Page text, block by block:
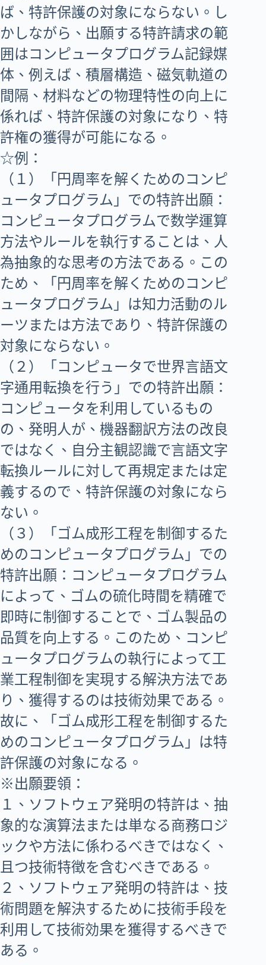
ば、特許保護の対象にならない。し
かしながら、出願する特許請求の範
囲はコンピュータプログラム記録媒
体、例えば、積層構造、磁気軌道の
間隔、材料などの物理特性の向上に
係れば、特許保護の対象になり、特
許権の獲得が可能になる。
☆例：
（１）「円周率を解くためのコンピ
ュータプログラム」での特許出願：
コンピュータプログラムで数学運算
方法やルールを執行することは、人
為抽象的な思考の方法である。この
ため、「円周率を解くためのコンピ
ュータプログラム」は知力活動のル
ーツまたは方法であり、特許保護の
対象にならない。
（２）「コンピュータで世界言語文
字通用転換を行う」での特許出願：
コンピュータを利用しているもの
の、発明人が、機器翻訳方法の改良
ではなく、自分主観認識で言語文字
転換ルールに対して再規定または定
義するので、特許保護の対象になら
ない。
（３）「ゴム成形工程を制御するた
めのコンピュータプログラム」での
特許出願：コンピュータプログラム
によって、ゴムの硫化時間を精確で
即時に制御することで、ゴム製品の
品質を向上する。このため、コンピ
ュータプログラムの執行によって工
業工程制御を実現する解決方法であ
り、獲得するのは技術効果である。
故に、「ゴム成形工程を制御するた
めのコンピュータプログラム」は特
許保護の対象になる。
※出願要領：
１、ソフトウェア発明の特許は、抽
象的な演算法または単なる商務ロジ
ックや方法に係わるべきではなく、
且つ技術特徴を含むべきである。
２、ソフトウェア発明の特許は、技
術問題を解決するために技術手段を
利用して技術効果を獲得するべきで
ある。